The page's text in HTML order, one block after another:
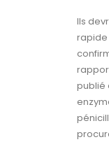
Ils
rapide
publié